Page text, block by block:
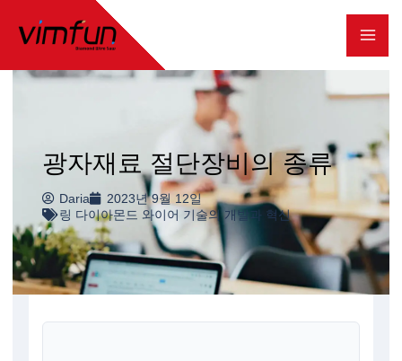
츠
기
광자재료 절단장비의 종류
Daria
2023년 9월 12일
링 다이아몬드 와이어 기술의 개발과 혁신